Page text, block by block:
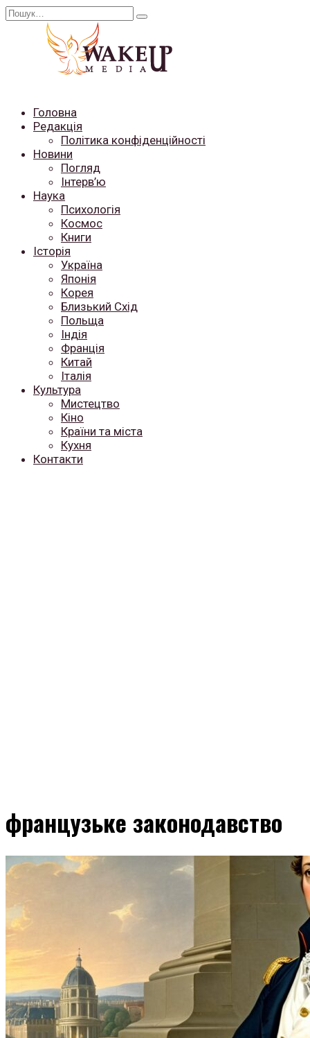
Перейти
Search
Головна
Редакція
Політика конфіденційності
Новини
Погляд
Інтерв’ю
Наука
Психологія
Космос
Книги
Історія
Україна
Японія
Корея
Близький Схід
Польща
Індія
Франція
Китай
Італія
Культура
Мистецтво
Кіно
Країни та міста
Кухня
Контакти
французьке законодавство